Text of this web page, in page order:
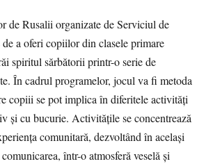
de Rusalii organizate de Serviciul de
a oferi copiilor din clasele primare
spiritul sărbătorii printr-o serie de
În cadrul programelor, jocul va fi metoda
copiii se pot implica în diferitele activități
și cu bucurie. Activitățile se concentrează
comunitară, dezvoltând în același
într-o atmosferă veselă și